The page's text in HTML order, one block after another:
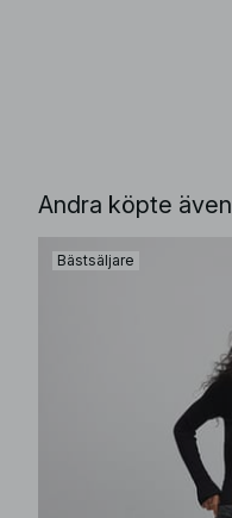
Andra köpte även
Bästsäljare